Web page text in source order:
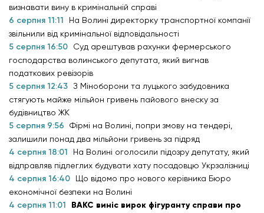
визнавати вину в кримінальній справі
6 серпня 11:11
На Волині директорку транспортної компанії
звільнили від кримінальної відповідальності
5 серпня 16:50
Суд арештував рахунки фермерського
господарства волинського депутата, який вигнав
податкових ревізорів
5 серпня 12:43 З Міноборони та луцького забудовника
стягують майже мільйон гривень пайового внеску за
будівництво ЖК
5 серпня 9:56
Фірмі на Волині, попри змову на тендері,
залишили понад два мільйони гривень за підряд
4 серпня 18:01
На Волині оголосили підозру депутату, який
відправляв підлеглих будувати хату посадовцю Укрзалізниці
4 серпня 16:40
Що відомо про нового керівника Бюро
економічної безпеки на Волині
4 серпня 11:01
ВАКС виніс вирок фігуранту справи про